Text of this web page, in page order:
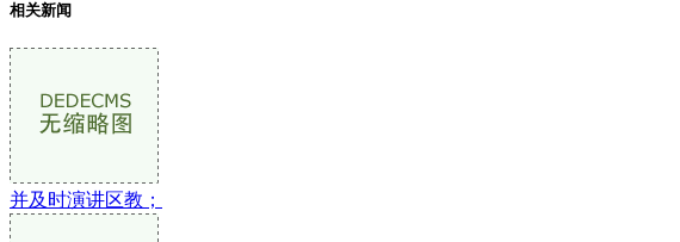
相关新闻
并及时演讲区教；